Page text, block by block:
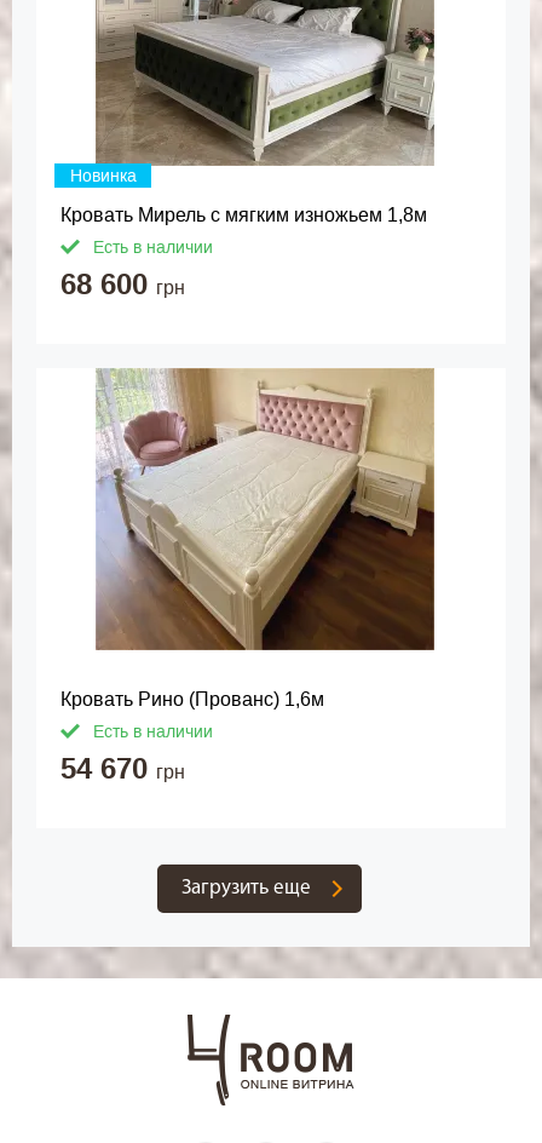
Новинка
Кровать Мирель с мягким изножьем 1,8м
Есть в наличии
68 600 грн
Кровать Рино (Прованс) 1,6м
Есть в наличии
54 670 грн
Загрузить еще